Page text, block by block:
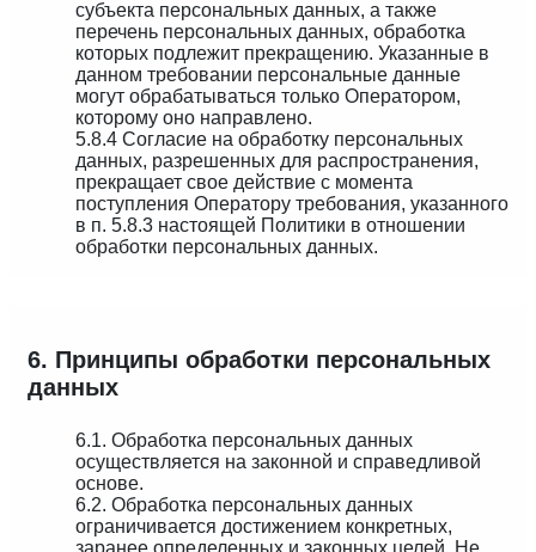
субъекта персональных данных, а также
перечень персональных данных, обработка
которых подлежит прекращению. Указанные в
данном требовании персональные данные
могут обрабатываться только Оператором,
которому оно направлено.
5.8.4 Согласие на обработку персональных
данных, разрешенных для распространения,
прекращает свое действие с момента
поступления Оператору требования, указанного
в п. 5.8.3 настоящей Политики в отношении
обработки персональных данных.
6. Принципы обработки персональных
данных
6.1. Обработка персональных данных
осуществляется на законной и справедливой
основе.
6.2. Обработка персональных данных
ограничивается достижением конкретных,
заранее определенных и законных целей. Не